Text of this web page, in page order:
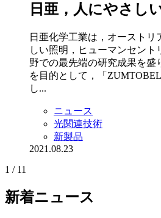
日亜，人にやさし
日亜化学工業は，オーストリ
しい照明，ヒューマンセント
野での最先端の研究成果を盛
を目的として，「
し...
ニュース
光関連技術
新製品
2021.08.23
1 / 11
新着ニュース